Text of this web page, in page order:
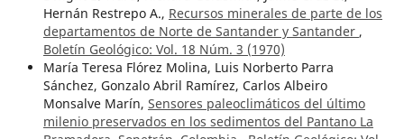
Hernán Restrepo A., Recursos minerales de parte de los
departamentos de Norte de Santander y Santander ,
Boletín Geológico: Vol. 18 Núm. 3 (1970)
María Teresa Flórez Molina, Luis Norberto Parra
Sánchez, Gonzalo Abril Ramírez, Carlos Albeiro
Monsalve Marín, Sensores paleoclimáticos del último
milenio preservados en los sedimentos del Pantano La